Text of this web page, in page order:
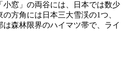
小窓」の両谷には、日本では数少
方角には日本三大雪渓の1つ、
森林限界のハイマツ帯で、ライ